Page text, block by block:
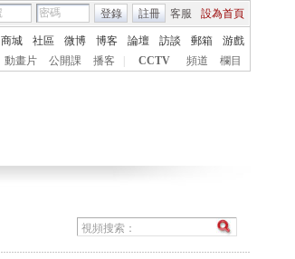
客服 設為首頁
登錄 註冊
商城 社區 微博 博客 論壇 訪談 郵箱
游戲
動畫片 公開課 播客 CCTV 頻道 欄目